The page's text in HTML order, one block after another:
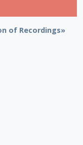
of Recordings»